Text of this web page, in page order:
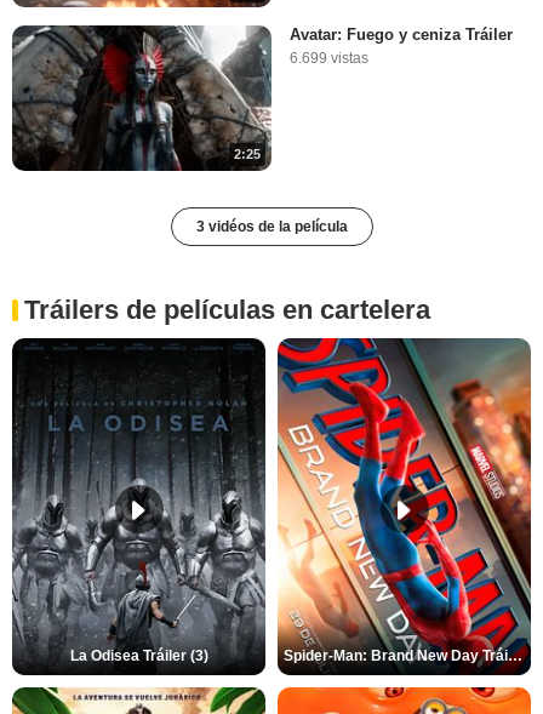
2:25
Avatar: Fuego y ceniza Tráiler
6.699 vistas
3 vidéos de la película
Tráilers de películas en cartelera
La Odisea Tráiler (3) Spider-Man: Brand New Day Tráiler (3)